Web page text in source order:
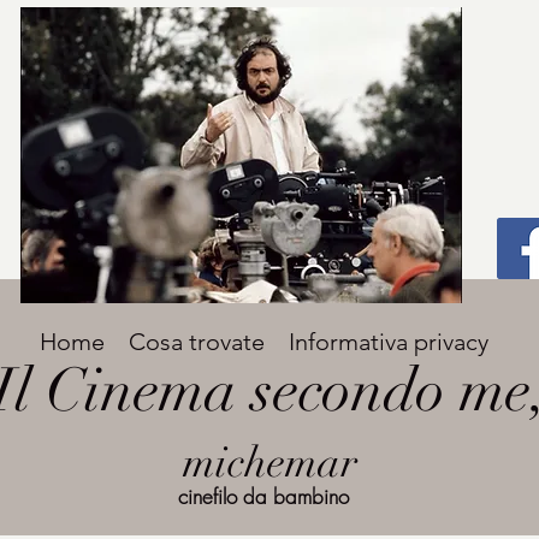
Titolo
grande
Avenir Light una delle font preferite dai
designer. Facile da leggere, viene
utilizzata per titoli e paragrafi.
Cinema secondo
michemar
Home Cosa trovate Informativa privacy
cinefilo da bambino